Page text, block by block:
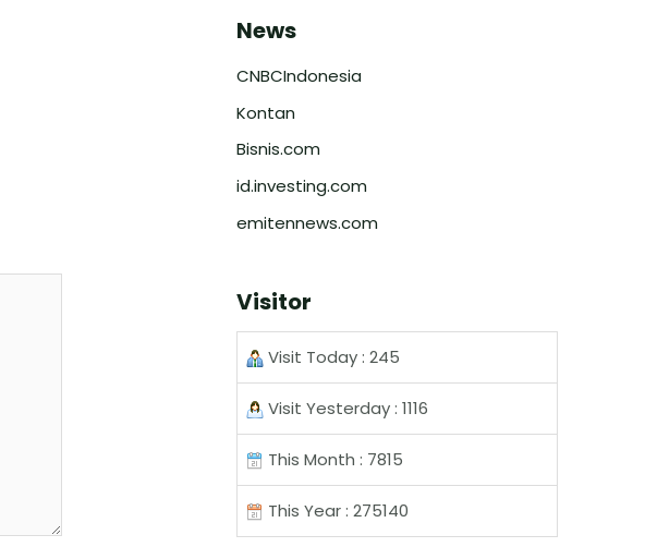
News
CNBCIndonesia
Kontan
Bisnis.com
id.investing.com
emitennews.com
Visitor
Visit Today : 245
Visit Yesterday : 1116
This Month : 7815
This Year : 275140